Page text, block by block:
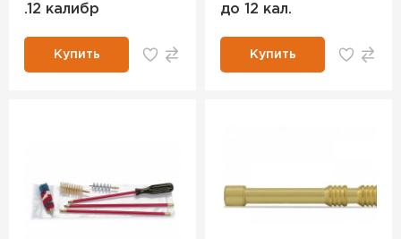
.12 калибр
Купить
до 12 кал.
Купить